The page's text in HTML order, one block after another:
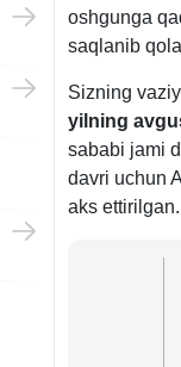
oshgunga
saqlanib
Sizning
yilning
sababi jami
davri uchun
aks ettirilgan.